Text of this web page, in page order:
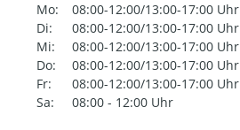
Mo:
08:00-12:00/13:00-17:00 Uhr
Di:
08:00-12:00/13:00-17:00 Uhr
Mi:
08:00-12:00/13:00-17:00 Uhr
Do:
08:00-12:00/13:00-17:00 Uhr
Fr:
08:00-12:00/13:00-17:00 Uhr
Sa:
08:00 - 12:00 Uhr